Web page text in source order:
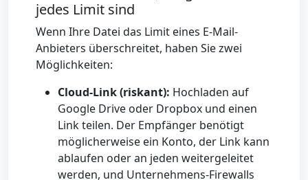
jedes Limit sind
Wenn Ihre Datei das Limit eines E-Mail-
Anbieters überschreitet, haben Sie zwei
Möglichkeiten:
Cloud-Link (riskant): Hochladen auf
Google Drive oder Dropbox und einen
Link teilen. Der Empfänger benötigt
möglicherweise ein Konto, der Link kann
ablaufen oder an jeden weitergeleitet
werden, und Unternehmens-Firewalls